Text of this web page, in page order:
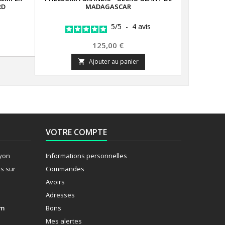
MADAGASCAR
5/5 - 4avis
Prix
125,00 €
 Ajouter au panier
sur
VOTRE COMPTE
Informations personnelles
Commandes
Avoirs
Adresses
Bons
Mes alertes